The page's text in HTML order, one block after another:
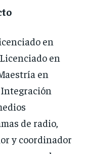
en
en
en
de radio,
y coordinador